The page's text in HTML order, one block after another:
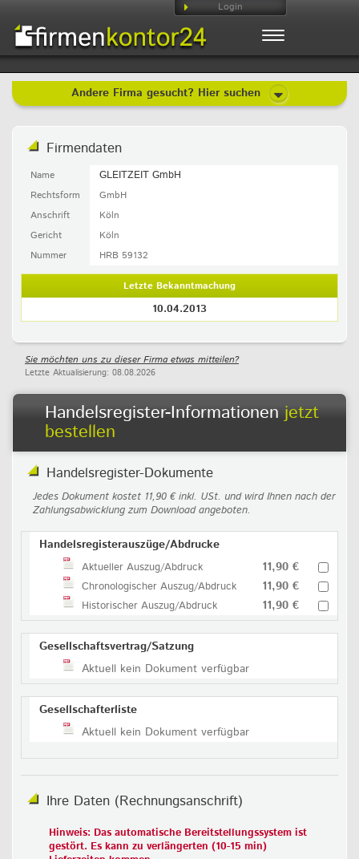
Login
Toggle
navigation
Andere Firma gesucht? Hier suchen
Firmendaten
Name GLEITZEIT GmbH
Rechtsform
GmbH
Anschrift
Köln
Gericht
Köln
Nummer
HRB 59132
Letzte Bekanntmachung
10.04.2013
Sie möchten uns zu dieser Firma etwas mitteilen?
Letzte Aktualisierung: 08.08.2026
Handelsregister-Informationenjetzt
bestellen
Handelsregister-Dokumente
Jedes Dokument kostet 11,90 € inkl. USt. und wird Ihnen nach der
Zahlungsabwicklung zum Download angeboten.
Handelsregisterauszüge/Abdrucke
Aktueller Auszug/Abdruck 11,90 €
Chronologischer Auszug/Abdruck 11,90 €
Historischer Auszug/Abdruck 11,90 €
Gesellschaftsvertrag/Satzung
Aktuell kein Dokument verfügbar
Gesellschafterliste
Aktuell kein Dokument verfügbar
Ihre Daten (Rechnungsanschrift)
Hinweis: Das automatische Bereitstellungssystem ist
gestört. Es kann zu verlängerten (10-15 min)